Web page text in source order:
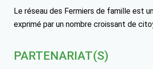
Le réseau des Fermiers de famille est
exprimé par un nombre croissant de
PARTENARIAT(S)